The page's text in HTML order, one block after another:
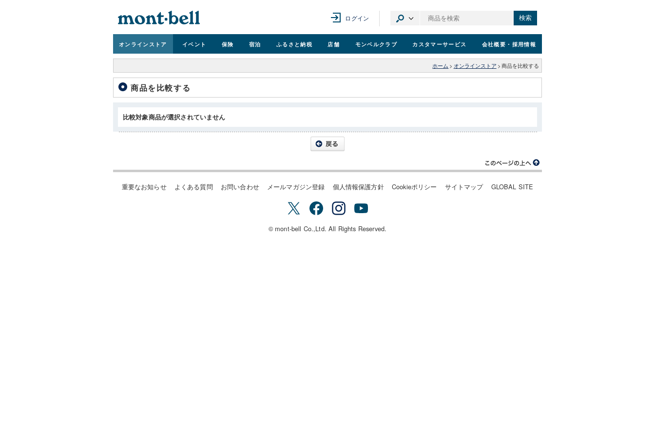
ログイン 検索
オンラインストア イベント 保険 宿泊 ふるさと納税 店舗 モンベルクラブ カスタマーサービス 会社概要 ・採用情報
ホーム > オンラインストア > 商品を比較する
商品を比較する
比較対象商品が選択されていません
重要なお知らせ よくある質問 お問い合わせ メールマガジン登録 個人情報保護方針 Cookieポリシー サイトマップ GLOBAL SITE
© mont-bell Co.,Ltd. All Rights Reserved.